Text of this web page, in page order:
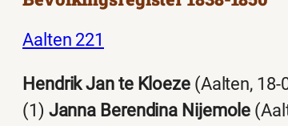
Aalten 221
Hendrik Jan te Kloeze(Aalten, 18-
(1) Janna Berendina Nijemole